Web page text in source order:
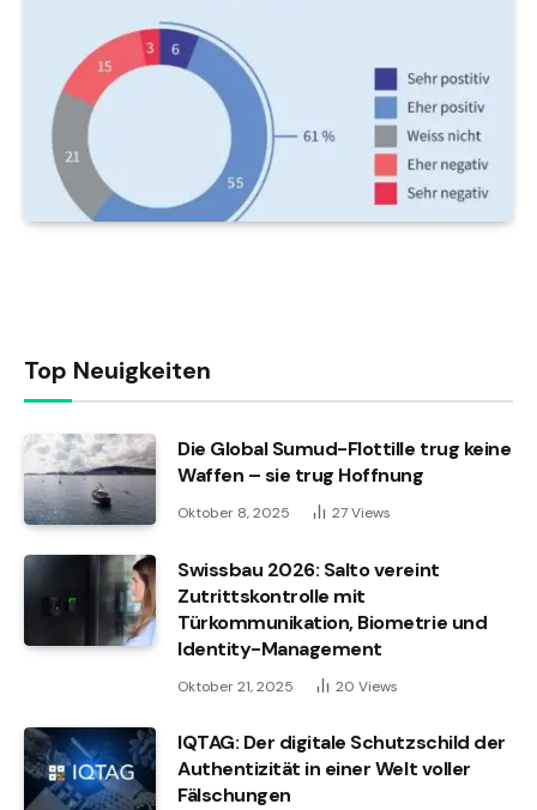
Top Neuigkeiten
Die Global Sumud-Flottille trug keine
Waffen – sie trug Hoffnung
Oktober 8, 2025 27Views
Swissbau 2026: Salto vereint
Zutrittskontrolle mit
Türkommunikation, Biometrie und
Identity-Management
Oktober 21, 2025 20 Views
IQTAG: Der digitale Schutzschild der
Authentizität in einer Welt voller
Fälschungen